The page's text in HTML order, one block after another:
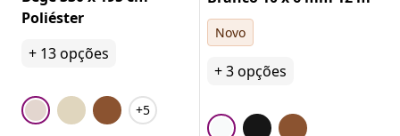
Poliéster
+ 13opções
+5
Novo
+3opções